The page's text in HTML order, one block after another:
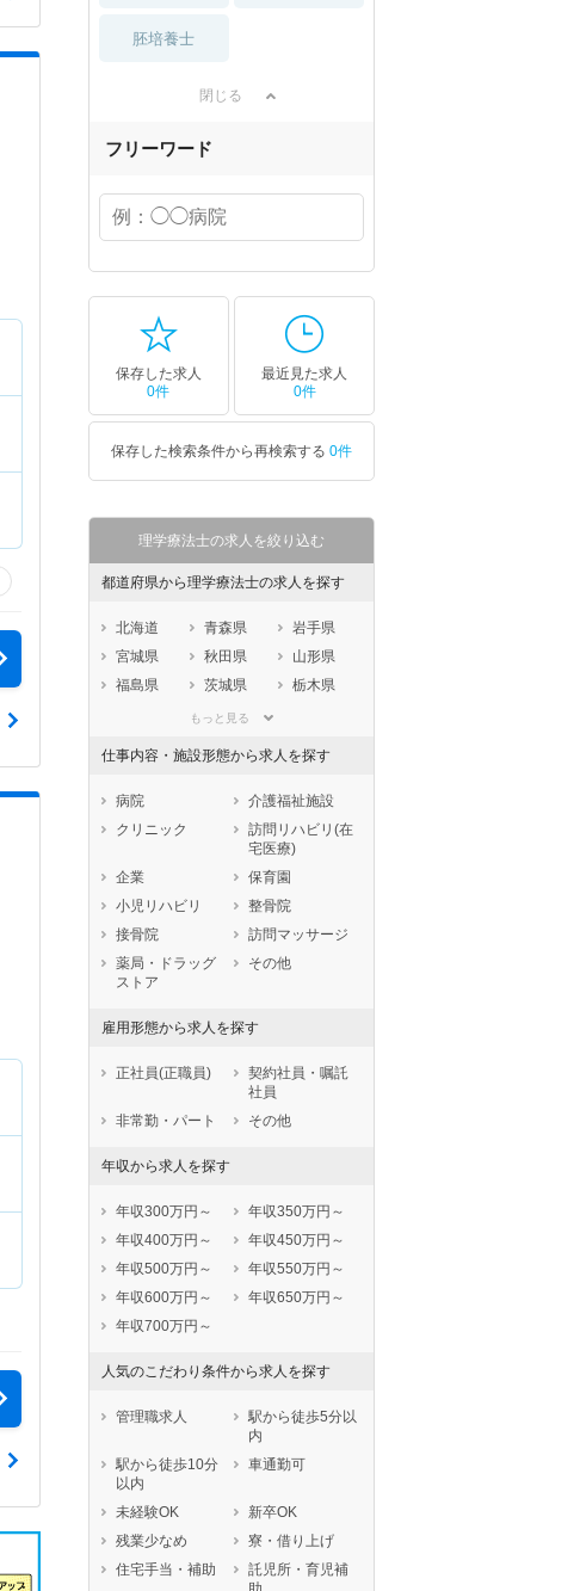
胚培養士
閉じる
フリーワード
保存した求人
0件
最近見た求人
0件
保存した検索条件から再検索する 0件
理学療法士の求人を絞り込む
都道府県から理学療法士の求人を探す
北海道 青森県
岩手県
宮城県
秋田県
山形県
福島県
茨城県
栃木県
埼玉県
石川県
福井県
岐阜県
静岡県
愛知県
三重県
大阪府
兵庫県
奈良県
鳥取県
島根県
広島県
山口県
徳島県
香川県
愛媛県
熊本県
大分県
もっと見る
仕事内容・施設形態から求人を探す
病院
介護福祉施設
クリニック
訪問リハビリ(在
宅医療)
企業
保育園
小児リハビリ
整骨院
接骨院
訪問マッサージ
薬局・ドラッグ
ストア
その他
雇用形態から求人を探す
正社員(正職員)
契約社員・嘱託
社員
非常勤・パート
その他
年収から求人を探す
年収300万円～
年収350万円～
年収400万円～
年収450万円～
年収500万円～
年収550万円～
年収600万円～
年収650万円～
年収700万円～
人気のこだわり条件から求人を探す
管理職求人
駅から徒歩5分以
内
駅から徒歩10分
以内
車通勤可
未経験OK
新卒OK
残業少なめ
寮・借り上げ
住宅手当・補助
託児所・育児補